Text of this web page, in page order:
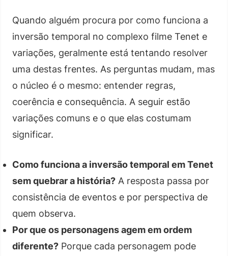
Quando alguém procura por como funciona a
inversão temporal no complexo filme Tenet e
variações, geralmente está tentando resolver
uma destas frentes. As perguntas mudam, mas
o núcleo é o mesmo: entender regras,
coerência e consequência. A seguir estão
variações comuns e o que elas costumam
significar.
Como funciona a inversão temporal em Tenet
sem quebrar a história? A resposta passa por
consistência de eventos e por perspectiva de
quem observa.
Por que os personagens agem em ordem
diferente? Porque cada personagem pode